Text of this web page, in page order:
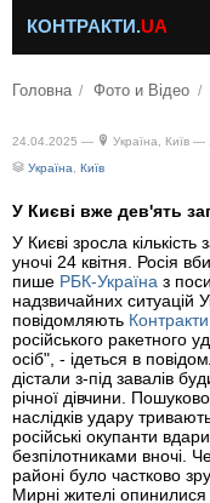
КОНТРАКТИ.UA
Головна Фото и Відео
24.04.2025 — Україна, Київ —
Україна
Київ
У Києві вже дев'ять
У Києві зросла
уночі 24 квітня. Росія
пише РБК-Україна з
надзвичайних ситуацій
повідомляють
російського ракетного
осіб", - ідеться в
дістали з-під завалів
річної дівчини.
наслідків удару
російські окупанти
безпілотниками вночі.
районі було частково
Мирні жителі